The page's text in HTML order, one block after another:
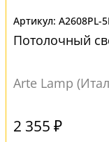
A2608PL-
Потолочный
Arte Lamp
2 355 ₽